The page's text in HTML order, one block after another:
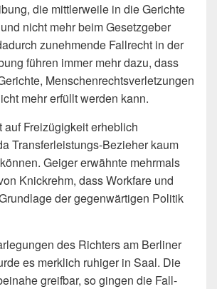
die mittlerweile in die Gerichte
nicht mehr beim Gesetzgeber
zunehmende Fallrecht in der
führen immer mehr dazu, dass
Menschenrechtsverletzungen
mehr erfüllt werden kann.
auf Freizügigkeit erheblich
Transferleistungs-Bezieher kaum
Geiger erwähnte mehrmals
Knickrehm, dass Workfare und
der gegenwärtigen Politik
des Richters am Berliner
es merklich ruhiger in Saal. Die
greifbar, so gingen die Fall-